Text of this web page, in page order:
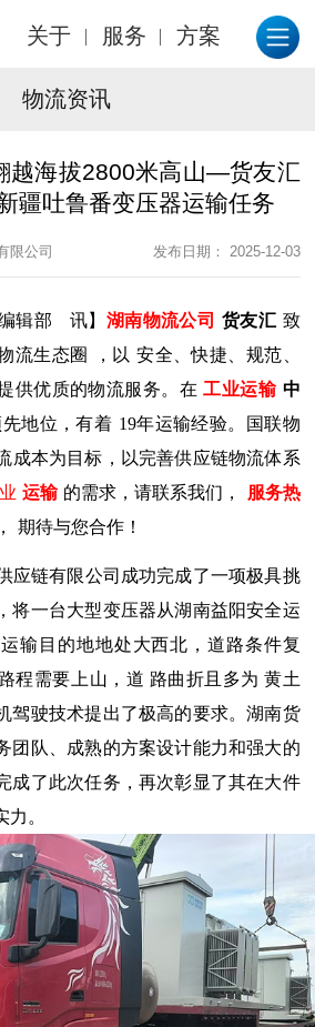
关于 服务 方案
物流资讯
越海拔2800米高山—货友汇
疆吐鲁番变压器运输任务
限公司 发布日期： 2025-12-03
辑部 讯】 湖南物流公司 货友汇 致
流生态圈
，以 安全、快捷、规范、
供优质的物流服务。在 工业运输 中
地位，有着 19年运输经验。
国联物
成本为目标，以完善供应链物流体系
运输 的需求，请联系我们，
服务热
， 期待与您合作！
应链有限公司成功完成了一项极具挑
将一台大型变压器从湖南益阳安全运
输目的地地处大西北，道路条件复
程需要上山，道 路曲折且多为 黄土
驾驶技术提出了极高的要求。湖南货
团队、成熟的方案设计能力和强大的
成了此次任务，再次彰显了其在大件
。